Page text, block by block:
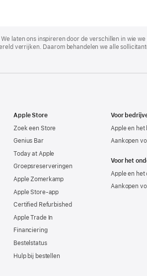
laten ons inspireren door de verschillen in wie
verrijken. Daarom behandelen we alle
Apple Store
Zoek een Store
Genius Bar
Today at Apple
Groepsreserveringen
Apple Zomerkamp
Apple Store-app
Certified Refurbished
Apple Trade In
Financiering
Bestelstatus
Hulp bij bestellen
Voor
Apple en
Aankopen
Voor het
Apple en het
Aankopen